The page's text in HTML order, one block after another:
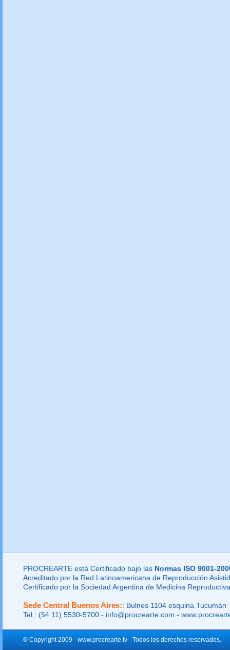
PROCREARTE está Certificado bajo las Normas ISO 9001-
Acreditado por la Red Latinoamericana de Reproducción
Certificado por la Sociedad Argentina de Medicina
Sede Central Buenos Aires:: Bulnes 1104 esquina Tucumán
Tel.: (54 11) 5530-5700 - info@procrearte.com -
© Copyright 2009 - www.procrearte.tv - Todos los derechos reservados.